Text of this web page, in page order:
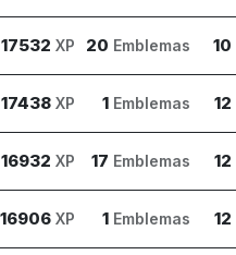
17532 XP 20 Emblemas 10
17438 XP 1 Emblemas 12
16932 XP 17 Emblemas 12
16906 XP 1 Emblemas 12